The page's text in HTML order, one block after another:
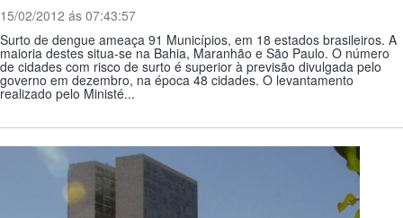
15/02/2012 ás 07:43:57
Surto de dengue ameaça 91 Municípios, em 18 estados brasileiros. A
maioria destes situa-se na Bahia, Maranhão e São Paulo. O número
de cidades com risco de surto é superior à previsão divulgada pelo
governo em dezembro, na época 48 cidades. O levantamento
realizado pelo Ministé...